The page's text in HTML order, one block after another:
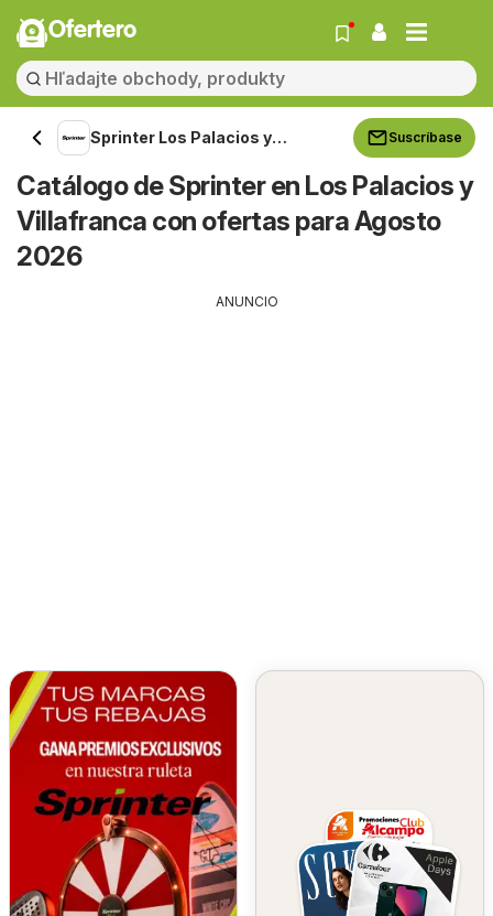
Ofertero
Sprinter Los Palacios y
Suscríbase
Catálogo de Sprinter en Los Palacios y
Villafranca con ofertas para Agosto
2026
ANUNCIO